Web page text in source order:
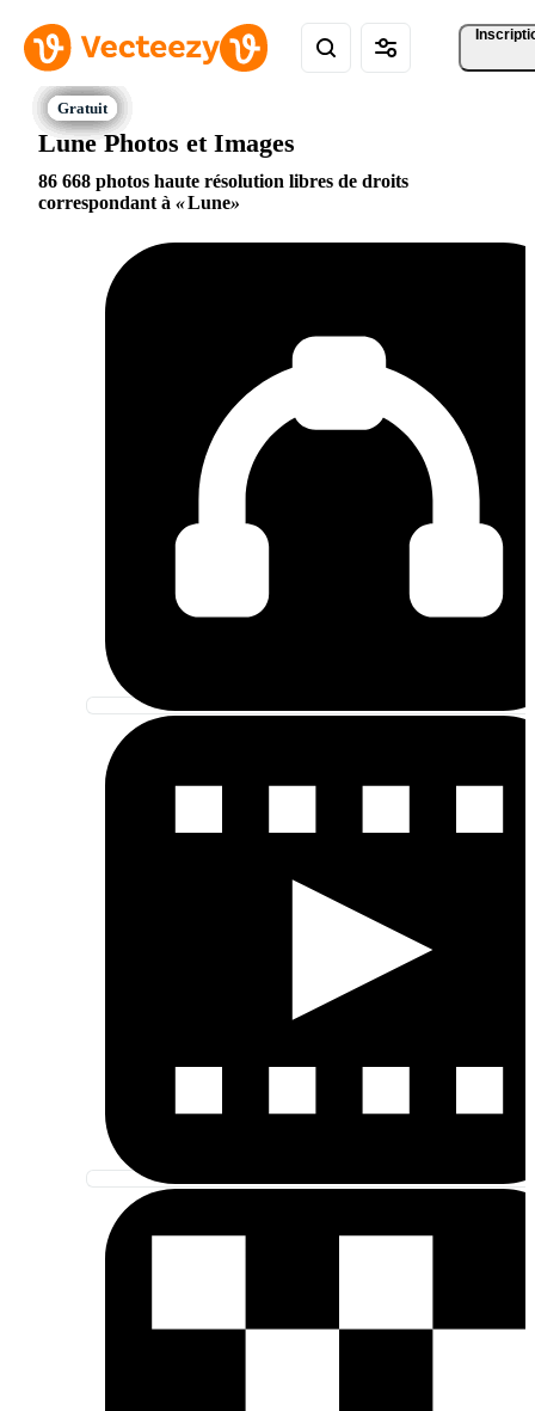
Lune Photos et Images
86 668 photos haute résolution libres de droits
correspondant à
Lune